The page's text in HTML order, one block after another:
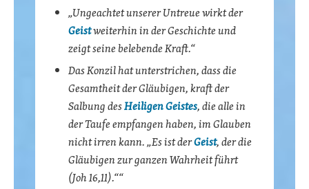
„Ungeachtet unserer Untreue wirkt der
Geistweiterhin in der Geschichte und
zeigt seine belebende Kraft.“
Das Konzil hat unterstrichen, dass die
Gesamtheit der Gläubigen, kraft der
Salbung desHeiligen Geistes, die alle in
der Taufe empfangen haben, im Glauben
nicht irren kann. „Es ist derGeist, der die
Gläubigen zur ganzen Wahrheit führt
(Joh 16,11).““